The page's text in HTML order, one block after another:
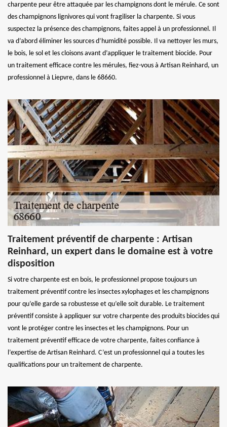
charpente peur être attaquée par les champignons dont le mérule. Ce sont
des champignons lignivores qui vont fragiliser la charpente. Si vous
suspectez la présence des champignons, faites appel à un professionnel. Il
va d’abord éliminer les sources d’humidité possible. Il va nettoyer les murs,
le bois, le sol et les cloisons avant d’appliquer le traitement biocide. Pour
un traitement efficace contre les mérules, fiez-vous à Artisan Reinhard, un
professionnel à Liepvre, dans le 68660.
Traitement préventif de charpente : Artisan
Reinhard, un expert dans le domaine est à votre
disposition
Si votre charpente est en bois, le professionnel propose toujours un
traitement préventif contre les insectes xylophages et les champignons
pour qu’elle garde sa robustesse et qu’elle soit durable. Le traitement
préventif consiste à appliquer sur votre charpente des produits biocides qui
vont le protéger contre les insectes et les champignons. Pour un
traitement préventif efficace de votre charpente, faites confiance à
l’expertise de Artisan Reinhard. C’est un professionnel qui a toutes les
qualifications pour un traitement de charpente.